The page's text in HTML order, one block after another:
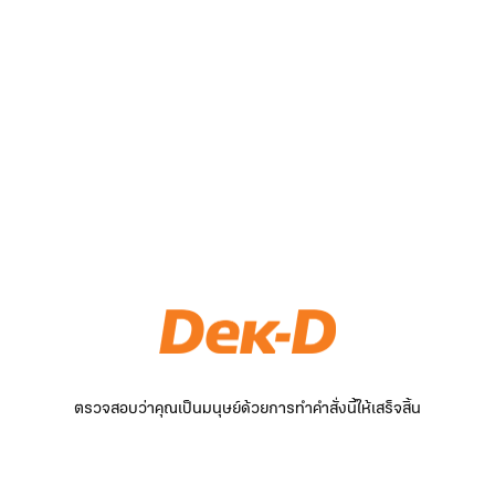
ตรวจสอบว่าคุณเป็นมนุษย์ด้วยการทำคำสั่งนี้ให้เสร็จสิ้น